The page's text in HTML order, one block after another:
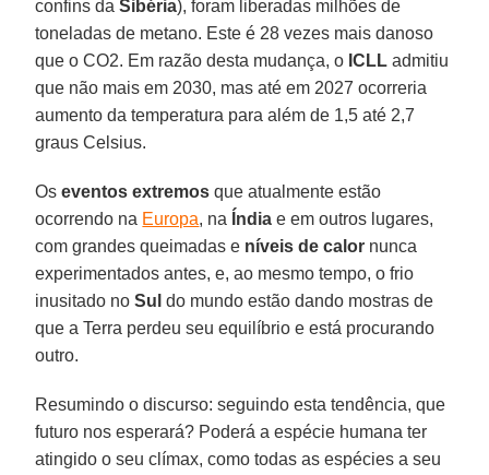
confins daSibéria), foram liberadas milhões de
toneladas de metano. Este é 28 vezes mais danoso
que o CO2. Em razão desta mudança, o ICLL admitiu
que não mais em 2030, mas até em 2027 ocorreria
aumento da temperatura para além de 1,5 até 2,7
graus Celsius.
Oseventos extremos que atualmente estão
ocorrendo na Europa, na Índia e em outros lugares,
com grandes queimadas e níveis de calor nunca
experimentados antes, e, ao mesmo tempo, o frio
inusitado noSul do mundo estão dando mostras de
que a Terra perdeu seu equilíbrio e está procurando
outro.
Resumindo o discurso: seguindo esta tendência, que
futuro nos esperará? Poderá a espécie humana ter
atingido o seu clímax, como todas as espécies a seu